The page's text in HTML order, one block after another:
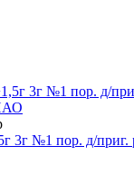
3г №1 пор. д/приг.